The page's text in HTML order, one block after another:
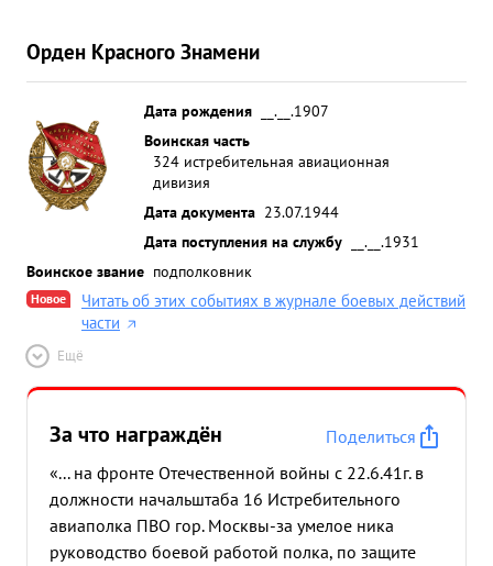
Орден Красного Знамени
Дата рождения
__.__.1907
Воинская часть
324 истребительная авиационная
дивизия
Дата документа 23.07.1944
Дата поступления на службу
__.__.1931
Воинское звание подполковник
Новое
Читать об этих событиях в журнале боевых действий
части
Ещё
За что награждён
Поделиться
«... на фронте Отечественной войны с 22.6.41г. в
должности начальштаба 16 Истребительного
авиаполка ПВО гор. Москвы-за умелое ника
руководство боевой работой полка, по защите